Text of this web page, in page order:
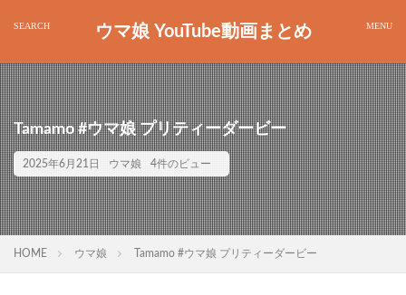
ウマ娘 YouTube動画まとめ
Tamamo #ウマ娘 プリティーダービー
2025年6月21日 ウマ娘 4件のビュー
HOME ウマ娘 Tamamo #ウマ娘 プリティーダービー